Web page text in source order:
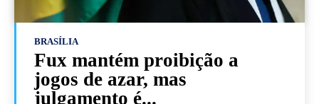
BRASÍLIA
Fux mantém proibição a
jogos de azar, mas
julgamento é...